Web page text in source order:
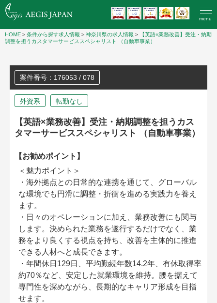
menu
HOME > 条件から探す求人情報 > 神奈川県の求人情報 >
【英語×業務改善】受注・納期
調整を担うカスタマーサービススペシャリスト （自動車事業）
案件番号：176053 / 078
外資系 転勤なし
【英語×業務改善】受注・納期調整を担うカス
タマーサービススペシャリスト （自動車事業）
【お勧めポイント】
＜魅力ポイント＞
・海外拠点との日常的な連携を通じて、グローバル
な環境でも円滑に調整・折衝を進める実践力を養え
ます。
・日々のオペレーションに加え、業務改善にも関与
します。決められた業務を遂行するだけでなく、業
務をより良くする視点を持ち、改善を主体的に推進
できる人材へと成長できます。
・年間休日129日、平均勤続年数14.2年、有休取得率
約70％など、安定した就業環境を維持。腰を据えて
専門性を深めながら、長期的なキャリア形成を目指
せます。